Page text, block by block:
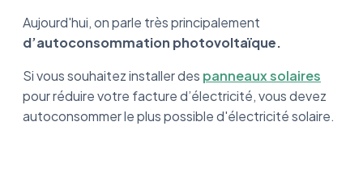
Aujourd'hui, on parle très principalement
d’autoconsommation photovoltaïque.
Si vous souhaitez installer des panneaux solaires
pour réduire votre facture d’électricité, vous devez
autoconsommer le plus possible d'électricité solaire.